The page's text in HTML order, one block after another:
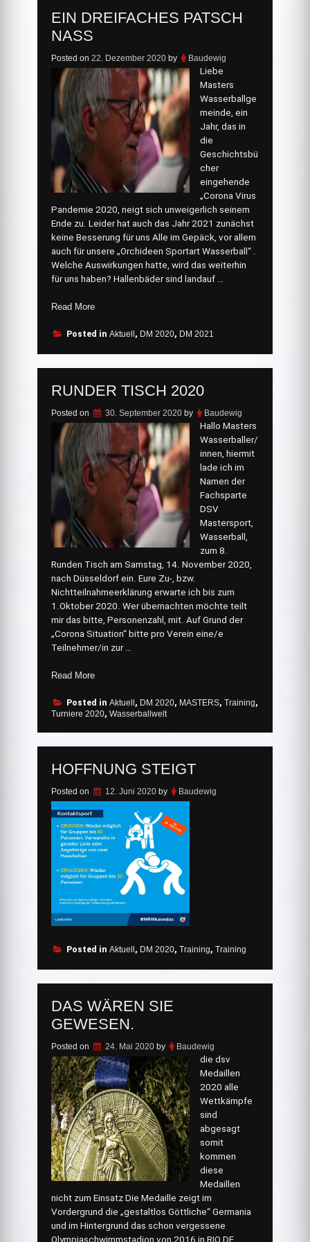
EIN DREIFACHES PATSCH
NASS
Posted on 22. Dezember 2020by Baudewig
Liebe
Masters
Wasserballge
meinde, ein
Jahr, das in
die
Geschichtsbü
cher
eingehende
„Corona Virus
Pandemie 2020, neigt sich unweigerlich seinem
Ende zu. Leider hat auch das Jahr 2021 zunächst
keine Besserung für uns Alle im Gepäck, vor allem
auch für unsere „Orchideen Sportart Wasserball“ .
Welche Auswirkungen hatte, wird das weiterhin
für uns haben? Hallenbäder sind landauf …
Read More„Ein
Patsch
Posted in Aktuell , DM 2020, DM 2021
RUNDER TISCH 2020
Posted on 30. September 2020by Baudewig
Hallo Masters
Wasserballer/
innen, hiermit
lade ich im
Namen der
Fachsparte
DSV
Mastersport,
Wasserball,
zum 8.
Runden Tisch am Samstag, 14. November 2020,
nach Düsseldorf ein. Eure Zu-, bzw.
Nichtteilnahmeerklärung erwarte ich bis zum
1.Oktober 2020. Wer übernachten möchte teilt
mir das bitte, Personenzahl, mit. Auf Grund der
„Corona Situation“ bitte pro Verein eine/e
Teilnehmer/in zur …
Read More„Runder
2020“
Posted in Aktuell , DM 2020, MASTERS, Training,
Turniere 2020, Wasserballwelt
HOFFNUNG STEIGT
Posted on 12. Juni 2020by Baudewig
Posted in Aktuell , DM 2020, Training, Training
DAS WÄREN SIE
GEWESEN.
Posted on 24. Mai 2020by Baudewig
die dsv
Medaillen
2020 alle
Wettkämpfe
sind
abgesagt
somit
kommen
diese
Medaillen
nicht zum Einsatz Die Medaille zeigt im
Vordergrund die „gestaltlos Göttliche“ Germania
und im Hintergrund das schon vergessene
Olympiaschwimmstadion von 2016 in RIO DE